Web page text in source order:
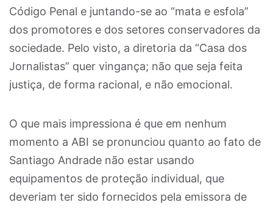
Código Penal e juntando-se ao “mata e esfola”
dos promotores e dos setores conservadores da
sociedade. Pelo visto, a diretoria da “Casa dos
Jornalistas” quer vingança; não que seja feita
justiça, de forma racional, e não emocional.
O que mais impressiona é que em nenhum
momento a ABI se pronunciou quanto ao fato de
Santiago Andrade não estar usando
equipamentos de proteção individual, que
deveriam ter sido fornecidos pela emissora de